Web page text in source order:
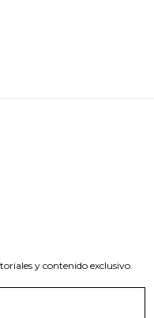
y contenido exclusivo.